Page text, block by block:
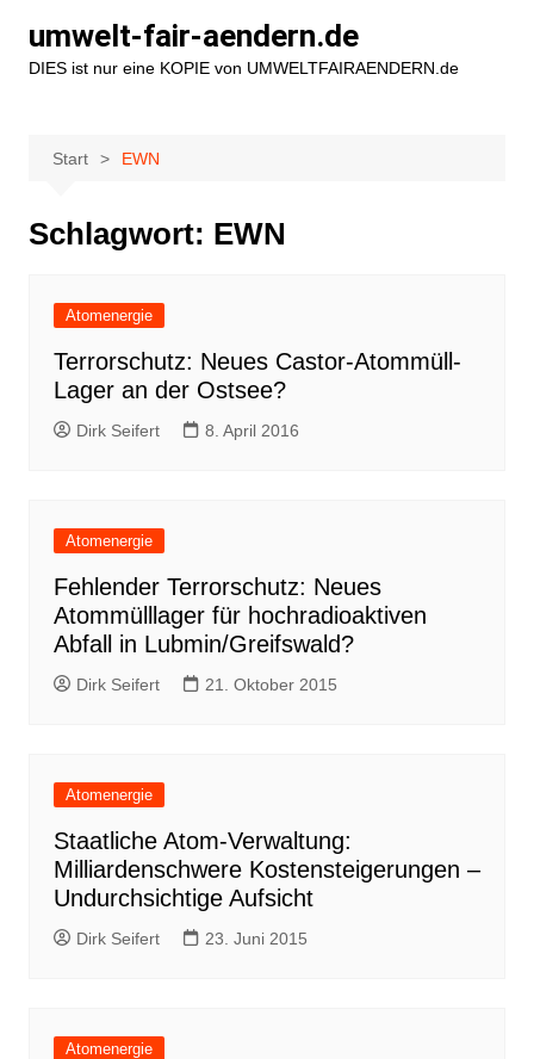
Inhalt
springen
umwelt-fair-aendern.de
DIES ist nur eine KOPIE von UMWELTFAIRAENDERN.de
Start EWN
Schlagwort: EWN
Atomenergie
Terrorschutz: Neues Castor-Atommüll-
Lager an der Ostsee?
Dirk Seifert 8. April 2016
Atomenergie
Fehlender Terrorschutz: Neues
Atommülllager für hochradioaktiven
Abfall in Lubmin/Greifswald?
Dirk Seifert 21. Oktober 2015
Atomenergie
Staatliche Atom-Verwaltung:
Milliardenschwere Kostensteigerungen –
Undurchsichtige Aufsicht
Dirk Seifert 23. Juni 2015
Atomenergie